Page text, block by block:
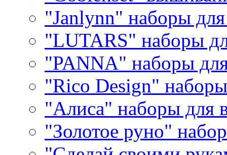
"Janlynn" наборы
"LUTARS" наборы
"PANNA" наборы
"Rico Design"
"Алиса" наборы для
"Золотое руно"